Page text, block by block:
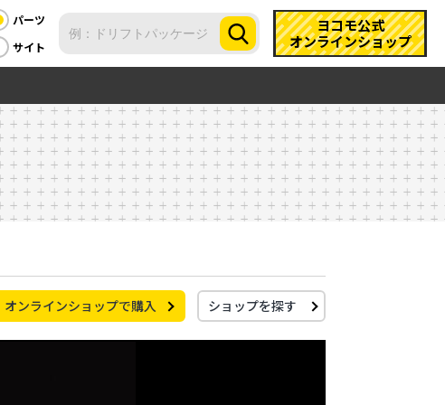
パーツ
サイト
ヨコモ公式
オンラインショップ
オンラインショップで購入 ショップを探す